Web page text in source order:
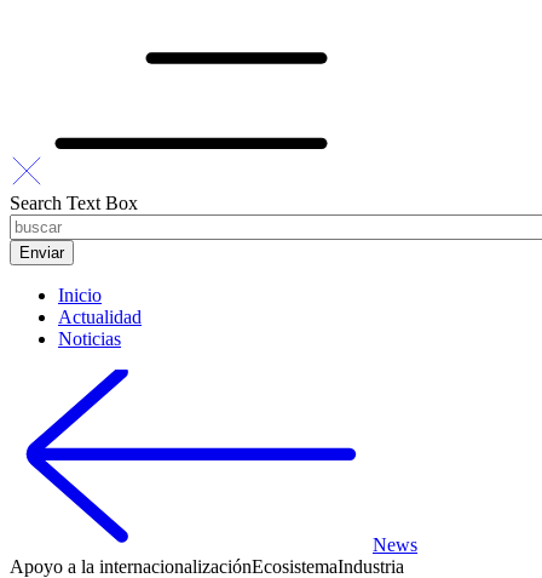
Search Text Box
Inicio
Actualidad
Noticias
News
Apoyo a la internacionalizaciónEcosistemaIndustria